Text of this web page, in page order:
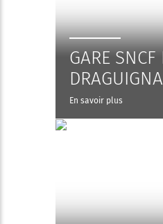
GARE
En savoir plus